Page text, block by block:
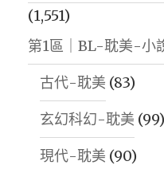
(1,551)
第1區｜BL-耽美-小
古代-耽美 (83)
玄幻科幻-耽美 (99)
現代-耽美 (90)